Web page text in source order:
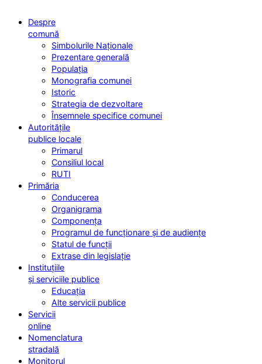
Despre
comună
Simbolurile Naționale
Prezentare generală
Populația
Monografia comunei
Istoric
Strategia de dezvoltare
Însemnele specifice comunei
Autoritățile
publice locale
Primarul
Consiliul local
RUTI
Primăria
Conducerea
Organigrama
Componența
Programul de funcționare și de audiențe
Statul de funcții
Extrase din legislație
Instituțiile
și serviciile publice
Educația
Alte servicii publice
Servicii
online
Nomenclatura
stradală
Monitorul